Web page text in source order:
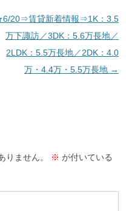
20⇒賃貸新着情報⇒1K：3.5
万下諏訪／3DK：5.6万長地／
2LDK：5.5万長地／2DK：4.0
万・4.4万・5.5万長地 →
りません。 ※ が付いている